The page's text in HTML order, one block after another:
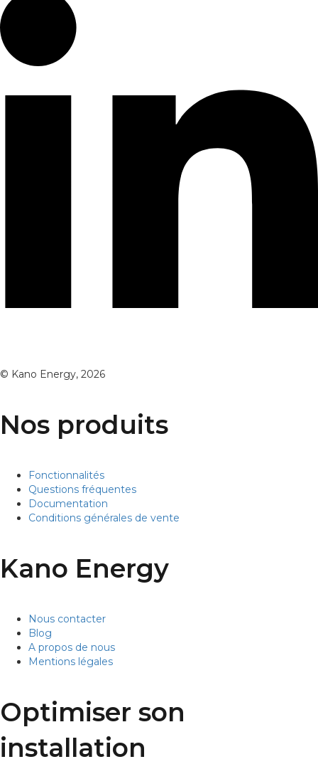
© Kano Energy, 2026
Nos produits
Fonctionnalités
Questions fréquentes
Documentation
Conditions générales de vente
Kano Energy
Nous contacter
Blog
A propos de nous
Mentions légales
Optimiser son
installation